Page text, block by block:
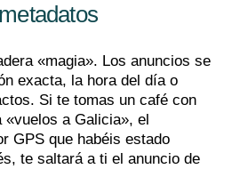
«magia». Los anuncios se
exacta, la hora del día o
Si te tomas un café con
a Galicia», el
GPS que habéis estado
te saltará a ti el anuncio de